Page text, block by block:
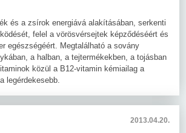
és a zsírok energiává alakításában, serkenti
felel a vörösvérsejtek képződéséért és
egészségéért. Megtalálható a sovány
a halban, a tejtermékekben, a tojásban
közül a B12-vitamin kémiailag a
legérdekesebb.
2013.04.20.